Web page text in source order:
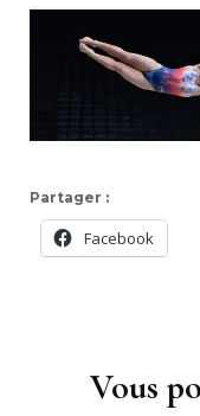
Partager :
Facebook
Vous